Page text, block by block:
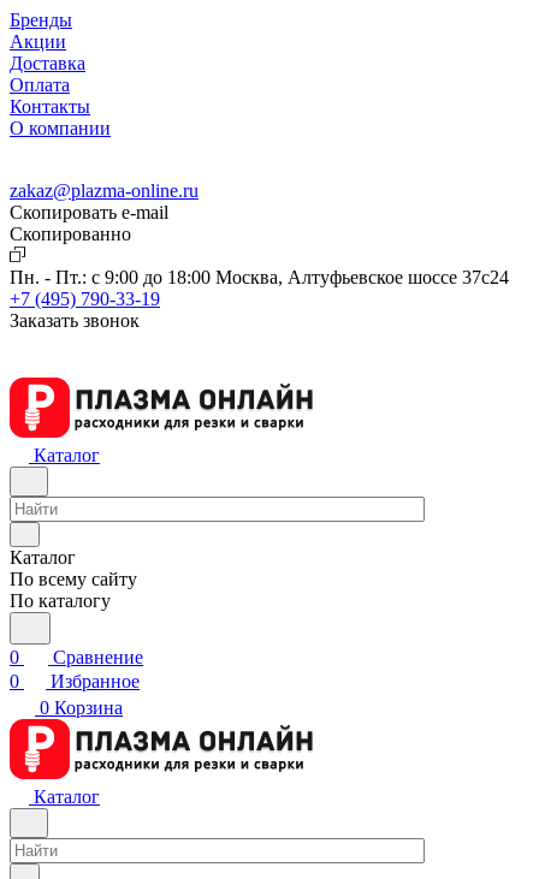
Бренды
Акции
Доставка
Оплата
Контакты
О компании
zakaz@plazma-online.ru
Скопировать e-mail
Cкопированно
Пн. - Пт.: с 9:00 до 18:00 Москва, Алтуфьевское шоссе 37с24
+7 (495) 790-33-19
Заказать звонок
Каталог
Каталог
По всему сайту
По каталогу
0
Сравнение
0
Избранное
0 Корзина
Каталог